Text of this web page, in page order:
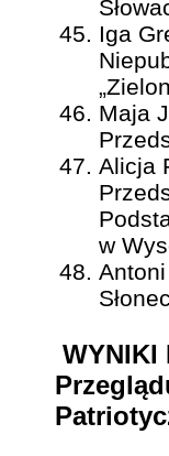
Iga
Maja
Alicja
w
WYNIKI